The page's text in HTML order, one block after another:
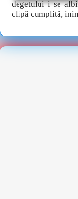
degetului i se
clipă cumplită,